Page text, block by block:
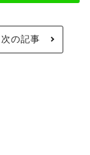
次の記事